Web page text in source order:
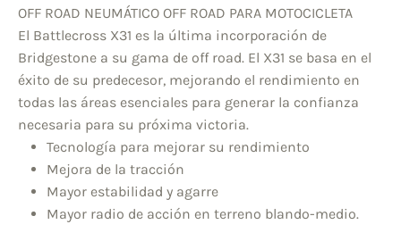
OFF ROAD NEUMÁTICO OFF ROAD PARA MOTOCICLETA
El Battlecross X31 es la última incorporación de
Bridgestone a su gama de off road. El X31 se basa en el
éxito de su predecesor, mejorando el rendimiento en
todas las áreas esenciales para generar la confianza
necesaria para su próxima victoria.
Tecnología para mejorar su rendimiento
Mejora de la tracción
Mayor estabilidad y agarre
Mayor radio de acción en terreno blando-medio.